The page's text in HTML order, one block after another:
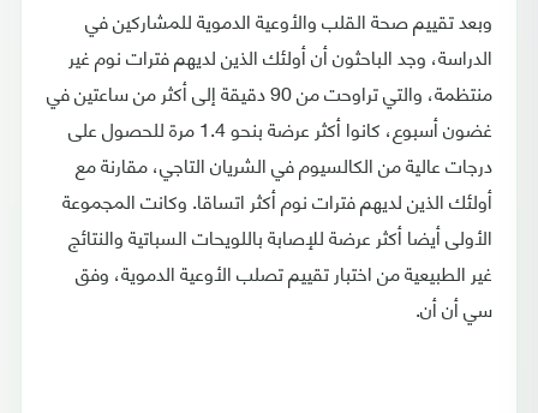
وبعد تقييم صحة القلب والأوعية الدموية للمشاركين في
الدراسة، وجد الباحثون أن أولئك الذين لديهم فترات نوم غير
منتظمة، والتي تراوحت من 90 دقيقة إلى أكثر من ساعتين في
غضون أسبوع، كانوا أكثر عرضة بنحو 1.4 مرة للحصول على
درجات عالية من الكالسيوم في الشريان التاجي، مقارنة مع
أولئك الذين لديهم فترات نوم أكثر اتساقا. وكانت المجموعة
الأولى أيضا أكثر عرضة للإصابة باللويحات السباتية والنتائج
غير الطبيعية من اختبار تقييم تصلب الأوعية الدموية، وفق
سي أن أن.